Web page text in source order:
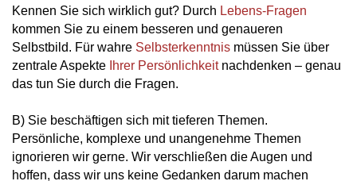
Kennen Sie sich wirklich gut? Durch Lebens-Fragen
kommen Sie zu einem besseren und genaueren
Selbstbild. Für wahre Selbsterkenntnis müssen Sie über
zentrale Aspekte Ihrer Persönlichkeitnachdenken – genau
das tun Sie durch die Fragen.
B) Sie beschäftigen sich mit tieferen Themen.
Persönliche, komplexe und unangenehme Themen
ignorieren wir gerne. Wir verschließen die Augen und
hoffen, dass wir uns keine Gedanken darum machen